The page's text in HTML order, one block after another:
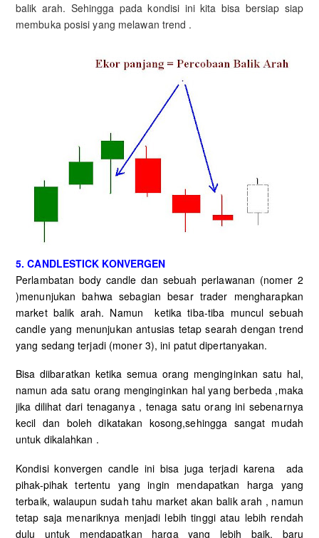
balik arah. Sehingga pada kondisi ini kita bisa bersiap siap
membuka posisi yang melawan trend .
5. CANDLESTICK KONVERGEN
Perlambatan body candle dan sebuah perlawanan (nomer 2
)menunjukan bahwa sebagian besar trader mengharapkan
market balik arah. Namun ketika tiba-tiba muncul sebuah
candle yang menunjukan antusias tetap searah dengan trend
yang sedang terjadi (moner 3), ini patut dipertanyakan.
Bisa diibaratkan ketika semua orang menginginkan satu hal,
namun ada satu orang menginginkan hal yang berbeda ,maka
jika dilihat dari tenaganya , tenaga satu orang ini sebenarnya
kecil dan boleh dikatakan kosong,sehingga sangat mudah
untuk dikalahkan .
Kondisi konvergen candle ini bisa juga terjadi karena ada
pihak-pihak tertentu yang ingin mendapatkan harga yang
terbaik, walaupun sudah tahu market akan balik arah , namun
tetap saja menariknya menjadi lebih tinggi atau lebih rendah
dulu untuk mendapatkan harga yang lebih baik, baru